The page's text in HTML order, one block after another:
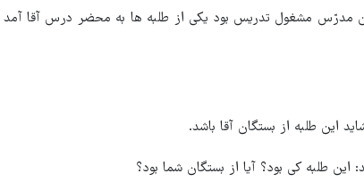
مدرّس مشغول تدریس بود یکی از طلبه ها به محضر درس آقا آمد
این طلبه از بستگان آقا باشد.
طلبه کی بود؟ آیا از بستگان شما بود؟